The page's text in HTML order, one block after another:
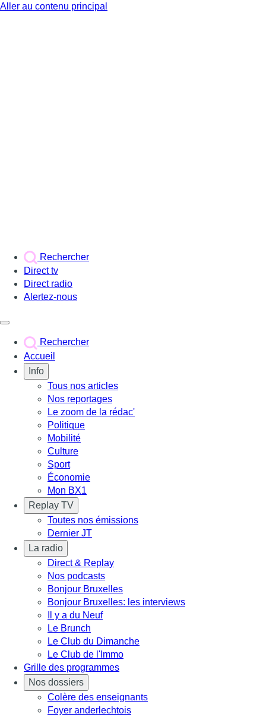
Aller au contenu principal
Rechercher
Direct tv
Direct radio
Alertez-nous
Rechercher
Accueil
Info
Tous nos articles
Nos reportages
Le zoom de la rédac'
Politique
Mobilité
Culture
Sport
Économie
Mon BX1
Replay TV
Toutes nos émissions
Dernier JT
La radio
Direct & Replay
Nos podcasts
Bonjour Bruxelles
Bonjour Bruxelles: les interviews
Il y a du Neuf
Le Brunch
Le Club du Dimanche
Le Club de l'Immo
Grille des programmes
Nos dossiers
Colère des enseignants
Foyer anderlechtois